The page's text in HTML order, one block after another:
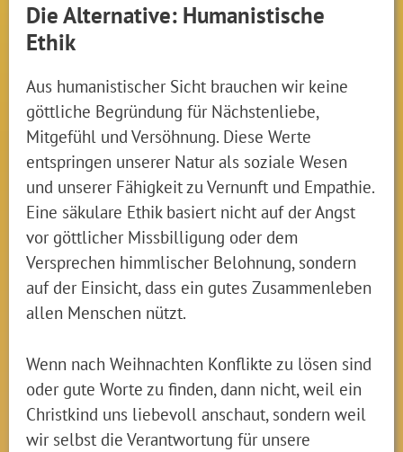
Die Alternative: Humanistische
Ethik
Aus humanistischer Sicht brauchen wir keine
göttliche Begründung für Nächstenliebe,
Mitgefühl und Versöhnung. Diese Werte
entspringen unserer Natur als soziale Wesen
und unserer Fähigkeit zu Vernunft und Empathie.
Eine säkulare Ethik basiert nicht auf der Angst
vor göttlicher Missbilligung oder dem
Versprechen himmlischer Belohnung, sondern
auf der Einsicht, dass ein gutes Zusammenleben
allen Menschen nützt.
Wenn nach Weihnachten Konflikte zu lösen sind
oder gute Worte zu finden, dann nicht, weil ein
Christkind uns liebevoll anschaut, sondern weil
wir selbst die Verantwortung für unsere